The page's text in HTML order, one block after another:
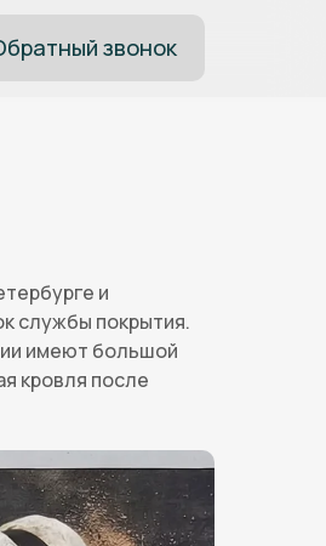
звонок
и
службы покрытия.
имеют большой
кровля после